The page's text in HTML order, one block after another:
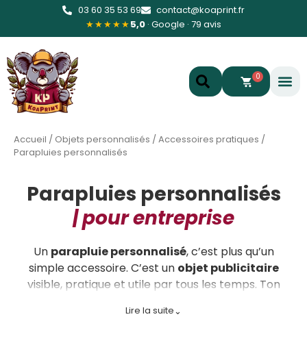
03 60 35 53 69
contact@koaprint.fr
★★★★★5,0 · Google · 79 avis
0
Accueil / Objets personnalisés /Accessoires pratiques /
Parapluies personnalisés
Parapluies personnalisés
| pour entreprise
Un parapluie personnalisé, c’est plus qu’un
simple accessoire. C’est un objet publicitaire
visible, pratique et utile par tous les temps. Ton
qui s’affiche dans la rue, sur un
Lire la suite⌄